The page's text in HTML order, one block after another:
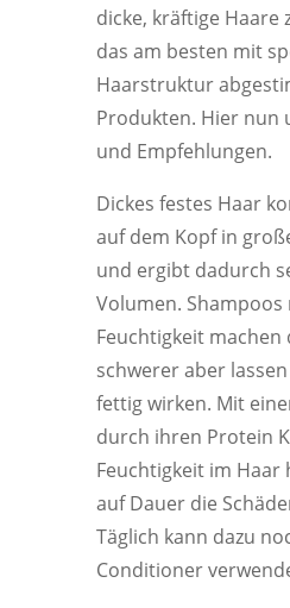
dicke, kräftige Haare
das am besten mit
Haarstruktur
Produkten. Hier nun
und Empfehlungen.
Dickes festes Haar
auf dem Kopf in
und ergibt dadurch
Volumen. Shampoos
Feuchtigkeit machen
schwerer aber
fettig wirken. Mit
durch ihren Protein
Feuchtigkeit im Haar
auf Dauer die
Täglich kann dazu
Conditioner